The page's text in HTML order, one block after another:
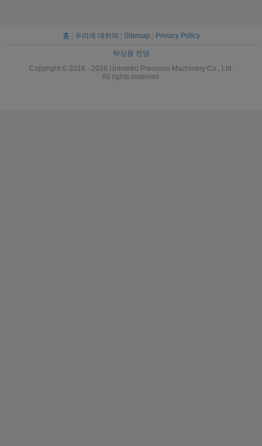
홈 우리에 대하여 Sitemap Privacy Policy
탁상용 전망
Copyright © 2016 - 2026 Unimetro Precision Machinery Co., Ltd.
All rights reserved.